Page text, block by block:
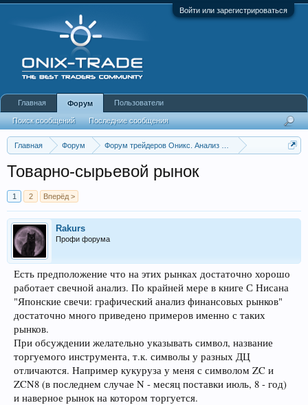
Войти или зарегистрироваться
Главная Форум
Форум трейдеров Оникс. Анализ и обсуждение рынка
Товарно-сырьевой рынок
1 2 Вперёд >
Rakurs
Профи форума
Есть предположение что на этих рынках достаточно хорошо
работает свечной анализ. По крайней мере в книге С Нисана
"Японские свечи: графический анализ финансовых рынков"
достаточно много приведено примеров именно с таких
рынков.
При обсуждении желательно указывать символ, название
торгуемого инструмента, т.к. символы у разных ДЦ
отличаются. Например кукуруза у меня с символом ZC и
ZCN8 (в последнем случае N - месяц поставки июль, 8 - год)
и наверное рынок на котором торгуется.
Главная Форум
Поиск сообщений Последние сообщения
Пользователи